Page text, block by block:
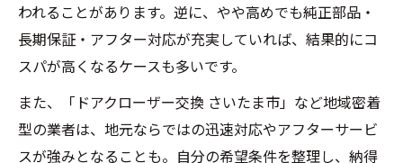
われることがあります。逆に、やや高めでも純正部品・
長期保証・アフター対応が充実していれば、結果的にコ
スパが高くなるケースも多いです。
また、「ドアクローザー交換 さいたま市」など地域密着
型の業者は、地元ならではの迅速対応やアフターサービ
スが強みとなることも。自分の希望条件を整理し、納得